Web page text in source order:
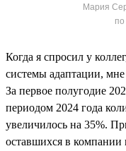
Мария
Когда я спросил у
системы адаптации,
За первое полугодие
периодом 2024 года
увеличилось на 35%.
оставшихся в компании